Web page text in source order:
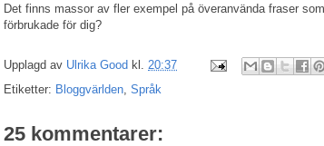
Det finns massor av fler exempel på överanvända fraser
förbrukade för dig?
Upplagd av Ulrika Good kl. 20:37
Etiketter: Bloggvärlden, Språk
25 kommentarer: